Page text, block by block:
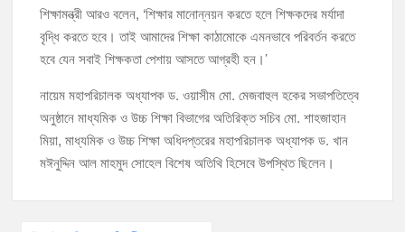
শিক্ষামন্ত্রী আরও বলেন, ‘শিক্ষার মানোন্নয়ন করতে হলে শিক্ষকদের মর্যাদা
বৃদ্ধি করতে হবে। তাই আমাদের শিক্ষা কাঠামোকে এমনভাবে পরিবর্তন করতে
হবে যেন সবাই শিক্ষকতা পেশায় আসতে আগ্রহী হন।’
নায়েম মহাপরিচালক অধ্যাপক ড. ওয়াসীম মো. মেজবাহুল হকের সভাপতিত্বে
অনুষ্ঠানে মাধ্যমিক ও উচ্চ শিক্ষা বিভাগের অতিরিক্ত সচিব মো. শাহজাহান
মিয়া, মাধ্যমিক ও উচ্চ শিক্ষা অধিদপ্তরের মহাপরিচালক অধ্যাপক ড. খান
মঈনুদ্দিন আল মাহমুদ সোহেল বিশেষ অতিথি হিসেবে উপস্থিত ছিলেন।